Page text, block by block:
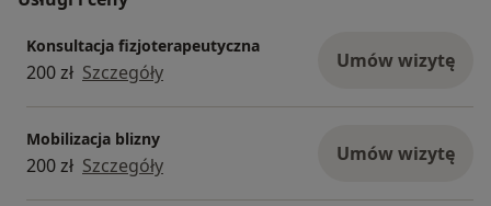
Konsultacja fizjoterapeutyczna
200 zł Szczegóły Umów wizytę
Mobilizacja blizny
200 zł Szczegóły Umów wizytę